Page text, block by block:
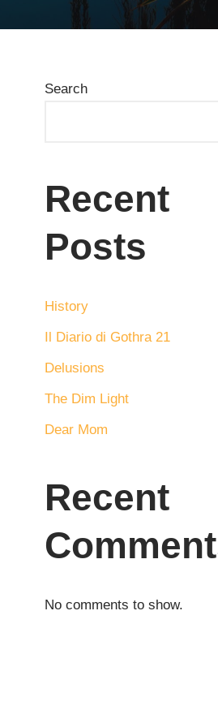
Search
Recent
Posts
History
Il Diario di Gothra 21
Delusions
The Dim Light
Dear Mom
Recent
No comments to show.